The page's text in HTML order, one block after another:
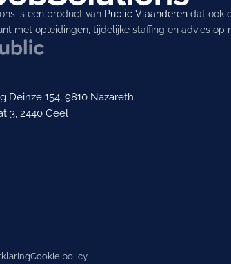
is een product van Public Vlaanderendat ook
met opleidingen, tijdelijke staffing en advies op
Deinze 154, 9810 Nazareth
3, 2440 Geel
Cookie policy